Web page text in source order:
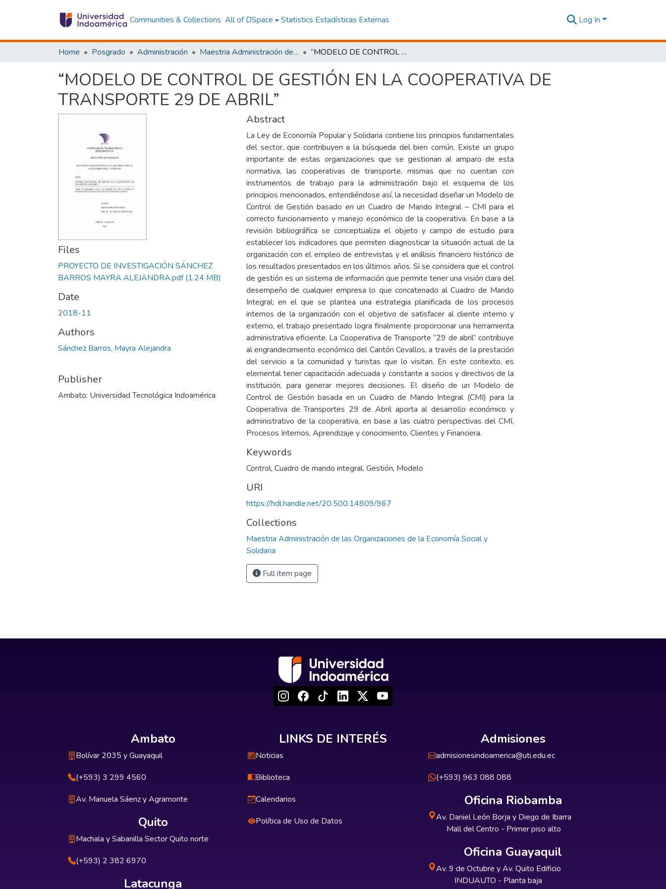
Communities & Collections All of DSpace Statistics Estadísticas Externas Log In
Home Posgrado Administración Maestria Administración de las Organizaciones de la Economía Social y Solidaria “MODELO DE CONTROL DE GESTIÓN EN LA COOPERATIVA DE TRANSPORTE 29 DE ABRIL”
“MODELO DE CONTROL DE GESTIÓN EN LA COOPERATIVA DE
TRANSPORTE 29 DE ABRIL”
Files
PROYECTO DE INVESTIGACIÓN SÁNCHEZ
BARROS MAYRA ALEJANDRA.pdf(1.24 MB)
Date
2018-11
Authors
Sánchez Barros, Mayra Alejandra
Publisher
Ambato: Universidad Tecnológica Indoamérica
Abstract
La Ley de Economía Popular y Solidaria contiene los principios fundamentales
del sector, que contribuyen a la búsqueda del bien común. Existe un grupo
importante de estas organizaciones que se gestionan al amparo de esta
normativa, las cooperativas de transporte, mismas que no cuentan con
instrumentos de trabajo para la administración bajo el esquema de los
principios mencionados, entendiéndose así, la necesidad diseñar un Modelo de
Control de Gestión basado en un Cuadro de Mando Integral – CMI para el
correcto funcionamiento y manejo económico de la cooperativa. En base a la
revisión bibliográfica se conceptualiza el objeto y campo de estudio para
establecer los indicadores que permiten diagnosticar la situación actual de la
organización con el empleo de entrevistas y el análisis financiero histórico de
los resultados presentados en los últimos años. Si se considera que el control
de gestión es un sistema de información que permite tener una visión clara del
desempeño de cualquier empresa lo que concatenado al Cuadro de Mando
Integral; en el que se plantea una estrategia planificada de los procesos
internos de la organización con el objetivo de satisfacer al cliente interno y
externo, el trabajo presentado logra finalmente proporcionar una herramienta
administrativa eficiente. La Cooperativa de Transporte “29 de abril” contribuye
al engrandecimiento económico del Cantón Cevallos, a través de la prestación
del servicio a la comunidad y turistas que lo visitan. En este contexto, es
elemental tener capacitación adecuada y constante a socios y directivos de la
institución, para generar mejores decisiones. El diseño de un Modelo de
Control de Gestión basada en un Cuadro de Mando Integral (CMI) para la
Cooperativa de Transportes 29 de Abril aporta al desarrollo económico y
administrativo de la cooperativa, en base a las cuatro perspectivas del CMI,
Procesos Internos, Aprendizaje y conocimiento, Clientes y Financiera.
Keywords
Control, Cuadro de mando integral, Gestión, Modelo
URI
https://hdl.handle.net/20.500.14809/967
Collections
Maestria Administración de las Organizaciones de la Economía Social y
Solidaria
Full item page
Ambato
Bolívar 2035 y Guayaquil
(+593) 3 299 4560
Av. Manuela Sáenz y Agramonte
Quito
Machala y Sabanilla Sector Quito norte
(+593) 2 382 6970
Latacunga
LINKS DE INTERÉS
Noticias
Biblioteca
Calendarios
Política de Uso de Datos
Admisiones
admisionesindoamerica@uti.edu.ec
(+593) 963 088 088
Oficina Riobamba
Av. Daniel León Borja y Diego de Ibarra
Mall del Centro - Primer piso alto
Oficina Guayaquil
Av. 9 de Octubre y Av. Quito Edificio
INDUAUTO - Planta baja